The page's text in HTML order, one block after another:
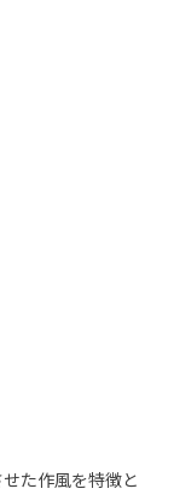
た作風を特徴と